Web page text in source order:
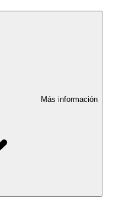
Más información